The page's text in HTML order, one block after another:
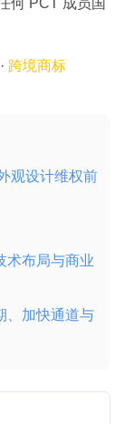
何 PCT 成员国
· 跨境商标
观设计维权前
术布局与商业
、加快通道与